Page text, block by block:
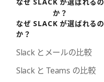
なぜ SLACK が選ばれるの
か？
なぜ SLACK が選ばれるの
か？
Slack とメールの比較
Slack と Teams の比較